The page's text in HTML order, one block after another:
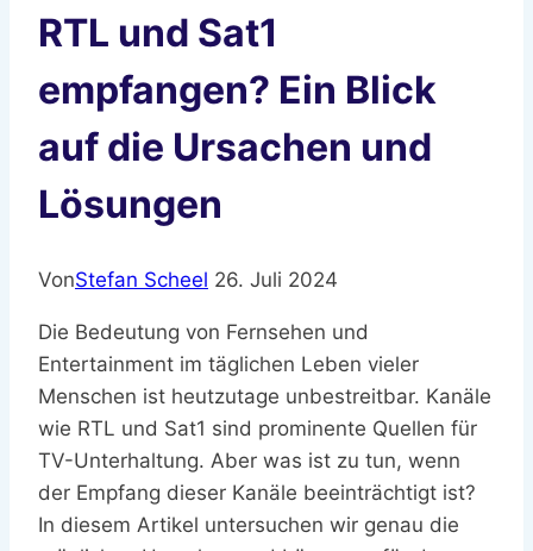
RTL und Sat1
empfangen? Ein Blick
auf die Ursachen und
Lösungen
VonStefan Scheel 26. Juli 2024
Die Bedeutung von Fernsehen und
Entertainment im täglichen Leben vieler
Menschen ist heutzutage unbestreitbar. Kanäle
wie RTL und Sat1 sind prominente Quellen für
TV-Unterhaltung. Aber was ist zu tun, wenn
der Empfang dieser Kanäle beeinträchtigt ist?
In diesem Artikel untersuchen wir genau die